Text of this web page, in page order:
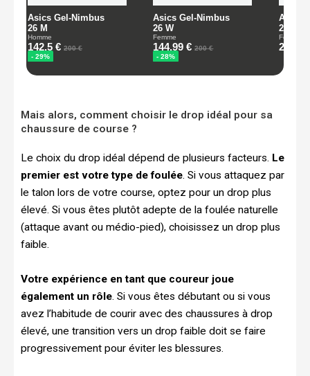
Mais alors, comment choisir le drop idéal pour sa
chaussure de course ?
Le choix du drop idéal dépend de plusieurs facteurs. Le
premier est votre type de foulée. Si vous attaquez par
le talon lors de votre course, optez pour un drop plus
élevé. Si vous êtes plutôt adepte de la foulée naturelle
(attaque avant ou médio-pied), choisissez un drop plus
faible.
Votre expérience en tant que coureur joue
également un rôle. Si vous êtes débutant ou si vous
avez l’habitude de courir avec des chaussures à drop
élevé, une transition vers un drop faible doit se faire
progressivement pour éviter les blessures.